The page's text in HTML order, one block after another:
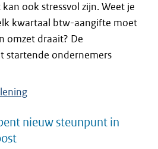
ook stressvol zijn. Weet je
kwartaal btw-aangifte moet
omzet draait? De
startende ondernemers
nieuw steunpunt in